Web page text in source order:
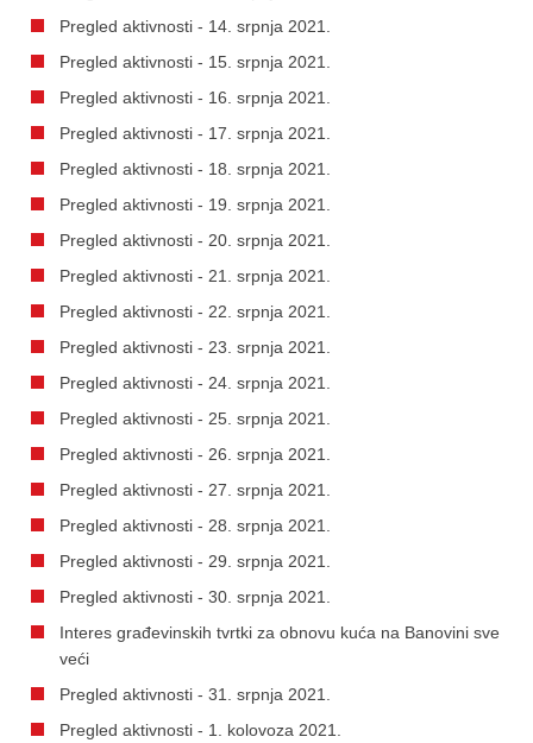
Pregled aktivnosti - 14. srpnja 2021.
Pregled aktivnosti - 15. srpnja 2021.
Pregled aktivnosti - 16. srpnja 2021.
Pregled aktivnosti - 17. srpnja 2021.
Pregled aktivnosti - 18. srpnja 2021.
Pregled aktivnosti - 19. srpnja 2021.
Pregled aktivnosti - 20. srpnja 2021.
Pregled aktivnosti - 21. srpnja 2021.
Pregled aktivnosti - 22. srpnja 2021.
Pregled aktivnosti - 23. srpnja 2021.
Pregled aktivnosti - 24. srpnja 2021.
Pregled aktivnosti - 25. srpnja 2021.
Pregled aktivnosti - 26. srpnja 2021.
Pregled aktivnosti - 27. srpnja 2021.
Pregled aktivnosti - 28. srpnja 2021.
Pregled aktivnosti - 29. srpnja 2021.
Pregled aktivnosti - 30. srpnja 2021.
Interes građevinskih tvrtki za obnovu kuća na Banovini sve
veći
Pregled aktivnosti - 31. srpnja 2021.
Pregled aktivnosti - 1. kolovoza 2021.